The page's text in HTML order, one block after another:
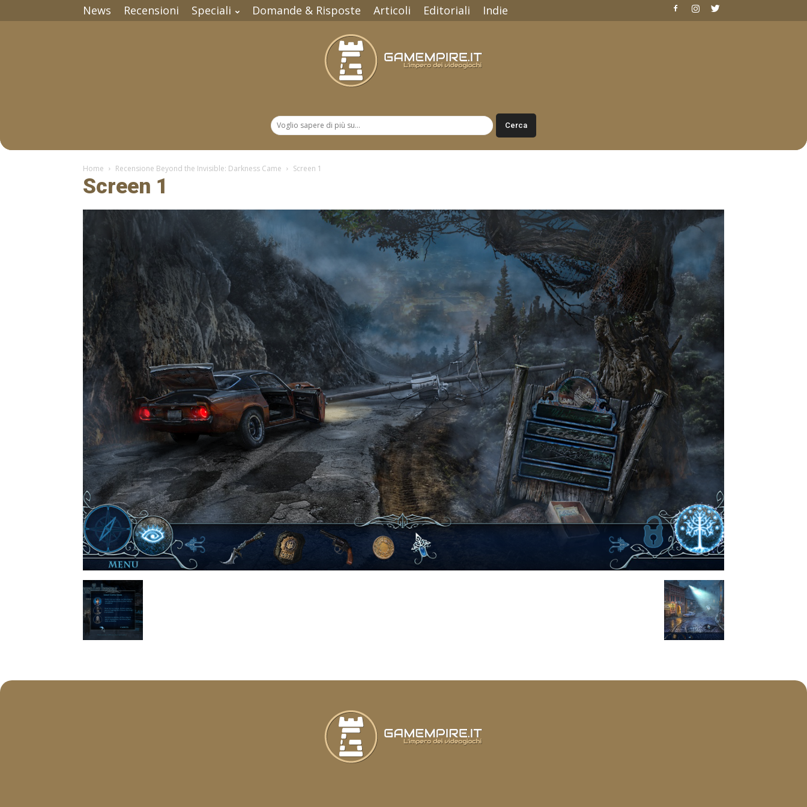
News Recensioni Speciali Domande & Risposte Articoli Editoriali Indie
Home Recensione Beyond the Invisible: Darkness Came Screen 1
Screen 1